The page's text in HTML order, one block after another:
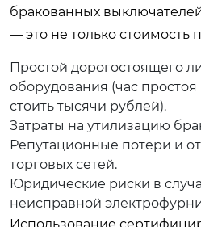
бракованных
— это не только стоимость
Простой дорогостоящего
оборудования (час
стоить тысячи рублей).
Затраты на утилизацию
Репутационные потери и
торговых сетей.
Юридические риски в
неисправной
Использование